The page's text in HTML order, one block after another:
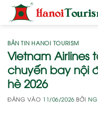
qua
dungBẢN TIN HANOI TOURISM
Vietnam Airlines
chuyến bay nội
hè 2026
ĐĂNG VÀO 11/06/2026 BỞI